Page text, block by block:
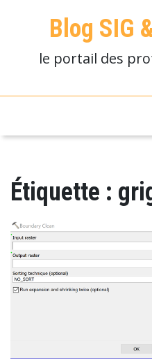
Blog SIG
le portail des
Étiquette :